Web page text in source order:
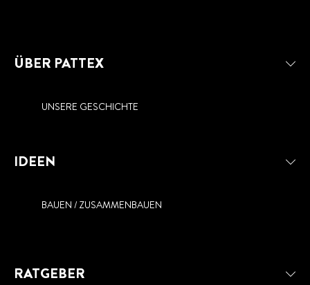
ÜBER PATTEX
UNSERE GESCHICHTE
IDEEN
BAUEN / ZUSAMMENBAUEN
RATGEBER